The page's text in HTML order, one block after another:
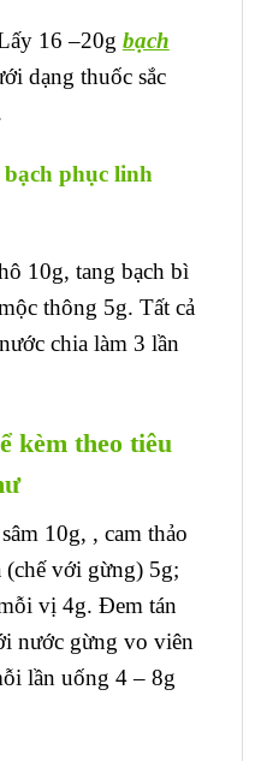
16 –20g bạch
dạng thuốc sắc
phục linh
10g, tang bạch bì
thông 5g. Tất cả
chia làm 3 lần
kèm theo tiêu
10g, , cam thảo
(chế với gừng) 5g;
vị 4g. Đem tán
nước gừng vo viên
lần uống 4 – 8g